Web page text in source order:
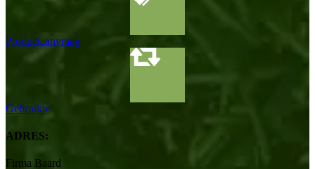
Productaanvraag
Gebruikte
ADRES:
Firma Baard